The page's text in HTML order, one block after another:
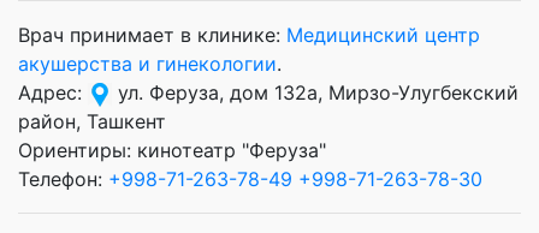
Врач принимает в клинике: Медицинский центр
акушерства и гинекологии.
Адрес:
ул. Феруза, дом 132а, Мирзо-Улугбекский
район, Ташкент
Ориентиры: кинотеатр "Феруза"
Телефон: +998-71-263-78-49 +998-71-263-78-30